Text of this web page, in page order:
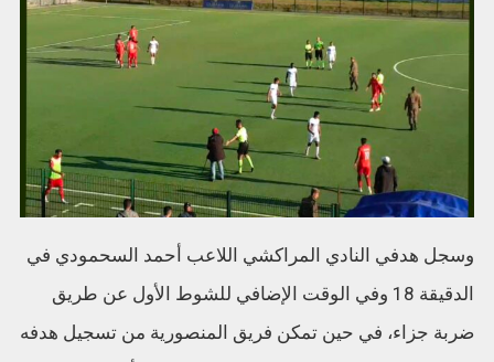
وسجل هدفي النادي المراكشي اللاعب أحمد السحمودي في
الدقيقة 18 وفي الوقت الإضافي للشوط الأول عن طريق
ضربة جزاء، في حين تمكن فريق المنصورية من تسجيل هدفه